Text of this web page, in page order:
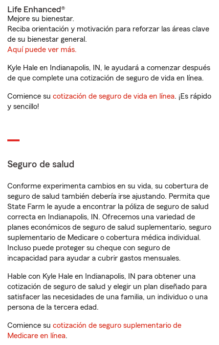
Life Enhanced®
Mejore su bienestar.
Reciba orientación y motivación para reforzar las áreas clave
de su bienestar general.
Aquí puede ver más.
Kyle Hale en Indianapolis, IN, le ayudará a comenzar después
de que complete una cotización de seguro de vida en línea.
Comience su cotización de seguro de vida en línea. ¡Es rápido
y sencillo!
Seguro de salud
Conforme experimenta cambios en su vida, su cobertura de
seguro de salud también debería irse ajustando. Permita que
State Farm le ayude a encontrar la póliza de seguro de salud
correcta en Indianapolis, IN. Ofrecemos una variedad de
planes económicos de seguro de salud suplementario, seguro
suplementario de Medicare o cobertura médica individual.
Incluso puede proteger su cheque con seguro de
incapacidad para ayudar a cubrir gastos mensuales.
Hable con Kyle Hale en Indianapolis, IN para obtener una
cotización de seguro de salud y elegir un plan diseñado para
satisfacer las necesidades de una familia, un individuo o una
persona de la tercera edad.
Comience su cotización de seguro suplementario de
Medicare en línea.